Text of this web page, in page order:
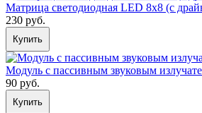
Матрица светодиодная LED 8х8 (с
230 руб.
Купить
Модуль с пассивным звуковым
90 руб.
Купить